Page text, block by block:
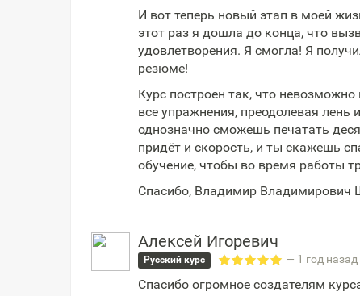
И вот теперь новый этап в моей
этот раз я дошла до конца, что
удовлетворения. Я смогла! Я
резюме!
Курс построен так, что
все упражнения, преодолевая лень
однозначно сможешь печатать
придёт и скорость, и ты скажешь
обучение, чтобы во время работы
Спасибо, Владимир Владимирович
Алексей Игоревич
Русский курс — 1 год назад
Спасибо огромное создателям